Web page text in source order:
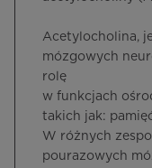
Acetylocholina,
mózgowych
rolę
w funkcjach
takich jak:
W różnych
pourazowych